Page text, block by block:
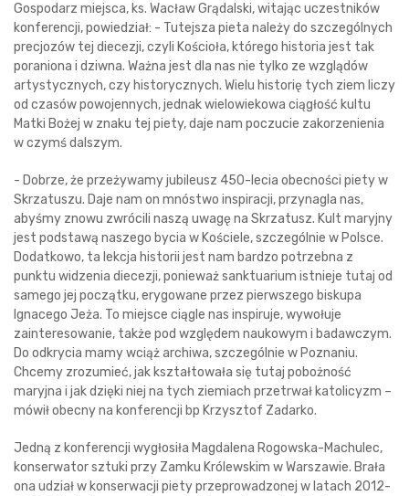
Gospodarz miejsca, ks. Wacław Grądalski, witając uczestników
konferencji, powiedział: - Tutejsza pieta należy do szczególnych
precjozów tej diecezji, czyli Kościoła, którego historia jest tak
poraniona i dziwna. Ważna jest dla nas nie tylko ze wzglądów
artystycznych, czy historycznych. Wielu historię tych ziem liczy
od czasów powojennych, jednak wielowiekowa ciągłość kultu
Matki Bożej w znaku tej piety, daje nam poczucie zakorzenienia
w czymś dalszym.
- Dobrze, że przeżywamy jubileusz 450-lecia obecności piety w
Skrzatuszu. Daje nam on mnóstwo inspiracji, przynagla nas,
abyśmy znowu zwrócili naszą uwagę na Skrzatusz. Kult maryjny
jest podstawą naszego bycia w Kościele, szczególnie w Polsce.
Dodatkowo, ta lekcja historii jest nam bardzo potrzebna z
punktu widzenia diecezji, ponieważ sanktuarium istnieje tutaj od
samego jej początku, erygowane przez pierwszego biskupa
Ignacego Jeża. To miejsce ciągle nas inspiruje, wywołuje
zainteresowanie, także pod względem naukowym i badawczym.
Do odkrycia mamy wciąż archiwa, szczególnie w Poznaniu.
Chcemy zrozumieć, jak kształtowała się tutaj pobożność
maryjna i jak dzięki niej na tych ziemiach przetrwał katolicyzm –
mówił obecny na konferencji bp Krzysztof Zadarko.
Jedną z konferencji wygłosiła Magdalena Rogowska-Machulec,
konserwator sztuki przy Zamku Królewskim w Warszawie. Brała
ona udział w konserwacji piety przeprowadzonej w latach 2012-